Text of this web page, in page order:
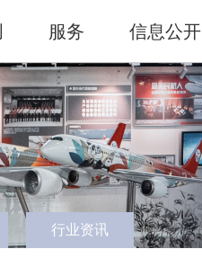
服务 信息公开
行业资讯